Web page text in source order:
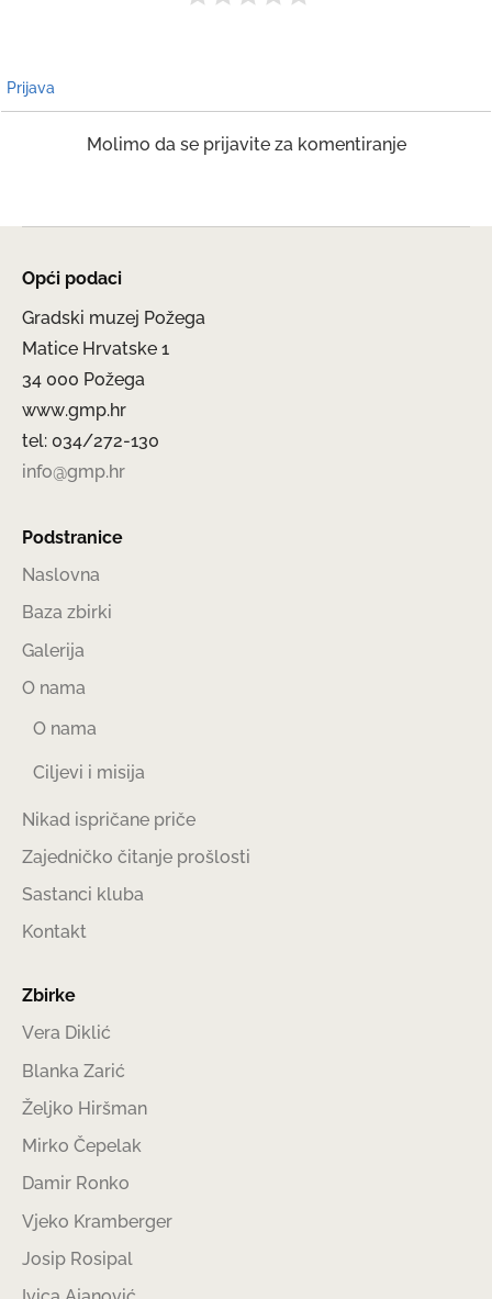
Prijava
Molimo da se prijavite za komentiranje
Opći podaci
Gradski muzej Požega
Matice Hrvatske 1
34 000 Požega
www.gmp.hr
tel: 034/272-130
info@gmp.hr
Podstranice
Naslovna
Baza zbirki
Galerija
O nama
O nama
Ciljevi i misija
Nikad ispričane priče
Zajedničko čitanje prošlosti
Sastanci kluba
Kontakt
Zbirke
Vera Diklić
Blanka Zarić
Željko Hiršman
Mirko Čepelak
Damir Ronko
Vjeko Kramberger
Josip Rosipal